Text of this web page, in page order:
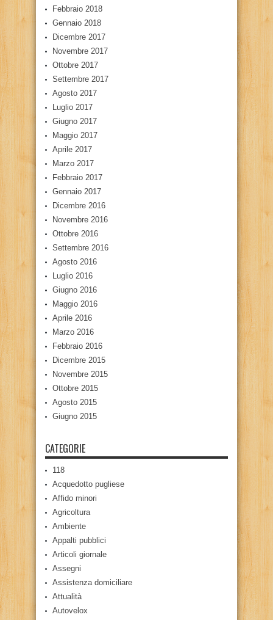
Febbraio 2018
Gennaio 2018
Dicembre 2017
Novembre 2017
Ottobre 2017
Settembre 2017
Agosto 2017
Luglio 2017
Giugno 2017
Maggio 2017
Aprile 2017
Marzo 2017
Febbraio 2017
Gennaio 2017
Dicembre 2016
Novembre 2016
Ottobre 2016
Settembre 2016
Agosto 2016
Luglio 2016
Giugno 2016
Maggio 2016
Aprile 2016
Marzo 2016
Febbraio 2016
Dicembre 2015
Novembre 2015
Ottobre 2015
Agosto 2015
Giugno 2015
CATEGORIE
118
Acquedotto pugliese
Affido minori
Agricoltura
Ambiente
Appalti pubblici
Articoli giornale
Assegni
Assistenza domiciliare
Attualità
Autovelox